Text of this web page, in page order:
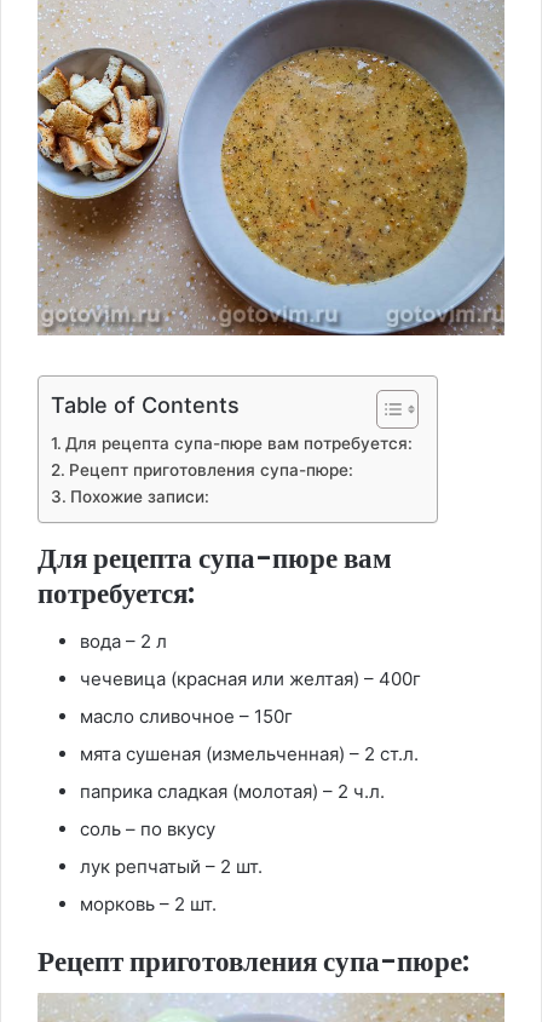
Table of Contents
Для рецепта супа-пюре вам потребуется:
Рецепт приготовления супа-пюре:
Похожие записи:
Для рецепта супа-пюре вам
потребуется:
вода – 2 л
чечевица (красная или желтая) – 400г
масло сливочное – 150г
мята сушеная (измельченная) – 2 ст.л.
паприка сладкая (молотая) – 2 ч.л.
соль – по вкусу
лук репчатый – 2 шт.
морковь – 2 шт.
Рецепт приготовления супа-пюре: